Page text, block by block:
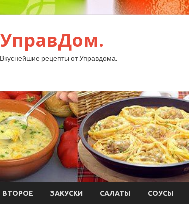
УправДом.
Вкуснейшие рецепты от Управдома.
ВТОРОЕ ЗАКУСКИ САЛАТЫ СОУСЫ